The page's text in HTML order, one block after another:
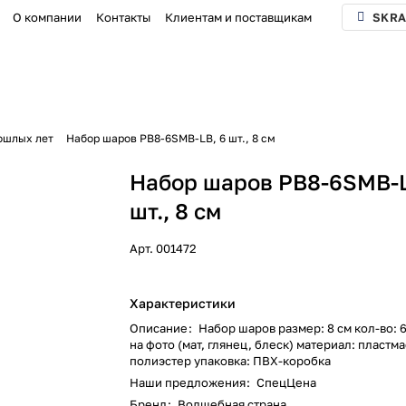
О компании Контакты Клиентам и поставщикам
лет Набор шаров PB8-6SMB-LB, 6 шт., 8 см
Набор шаров PB8-6SMB-
шт., 8 см
Арт.001472
Характеристики
Описание: Набор шаров размер: 8 см кол-во:
на фото (мат, глянец, блеск) материал:
полиэстер упаковка: ПВХ-коробка
Наши предложения: СпецЦена